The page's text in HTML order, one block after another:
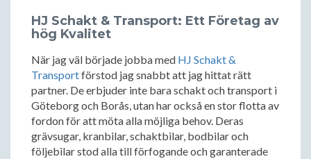
HJ Schakt & Transport: Ett Företag av
hög Kvalitet
När jag väl började jobba med HJ Schakt &
Transportförstod jag snabbt att jag hittat rätt
partner. De erbjuder inte bara schakt och transport i
Göteborg och Borås, utan har också en stor flotta av
fordon för att möta alla möjliga behov. Deras
grävsugar, kranbilar, schaktbilar, bodbilar och
följebilar stod alla till förfogande och garanterade